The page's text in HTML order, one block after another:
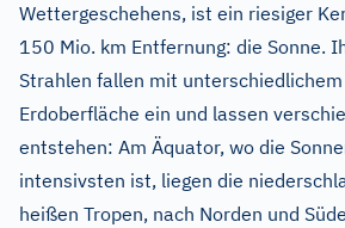
Wettergeschehens, ist ein riesiger
150 Mio. km Entfernung: die Sonne.
Strahlen fallen mit
Erdoberfläche ein und lassen
entstehen: Am Äquator, wo die
intensivsten ist, liegen die
heißen Tropen, nach Norden und